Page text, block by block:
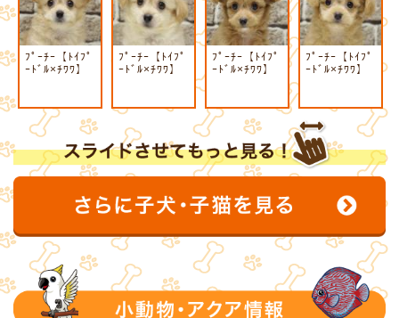
ﾌﾟｰﾁｰ【ﾄｲﾌﾟ
ｰﾄﾞﾙ×ﾁﾜﾜ】
ﾌﾟｰﾁｰ【ﾄｲﾌﾟ
ｰﾄﾞﾙ×ﾁﾜﾜ】
ﾌﾟｰﾁｰ【ﾄｲﾌﾟ
ｰﾄﾞﾙ×ﾁﾜﾜ】
ﾌﾟｰﾁｰ【ﾄｲﾌﾟ
ｰﾄﾞﾙ×ﾁﾜﾜ】